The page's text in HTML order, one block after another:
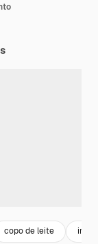
copo de leite